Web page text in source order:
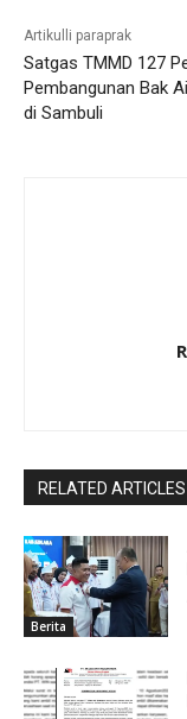
Artikulli paraprak
Satgas TMMD 127
Pembangunan Bak
di Sambuli
RELATED ARTICLES
Berita